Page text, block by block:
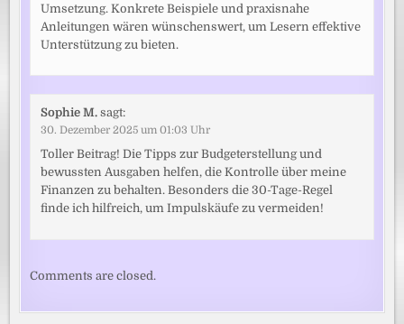
Umsetzung. Konkrete Beispiele und praxisnahe
Anleitungen wären wünschenswert, um Lesern effektive
Unterstützung zu bieten.
Sophie M. sagt:
30. Dezember 2025 um 01:03 Uhr
Toller Beitrag! Die Tipps zur Budgeterstellung und
bewussten Ausgaben helfen, die Kontrolle über meine
Finanzen zu behalten. Besonders die 30-Tage-Regel
finde ich hilfreich, um Impulskäufe zu vermeiden!
Comments are closed.